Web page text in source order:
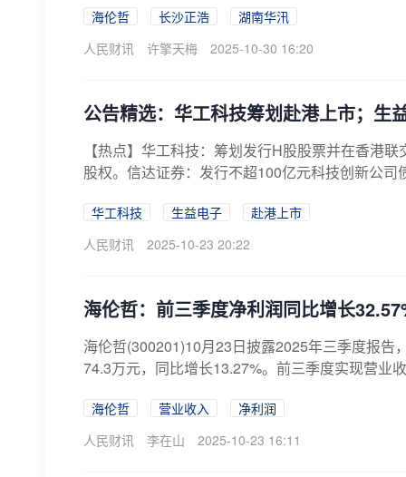
海伦哲 长沙正浩
湖南华汛
人民财讯
许擎天梅 2025-10-30 16:20
公告精选：华工科技筹划赴港上市；生
【热点】华工科技：筹划发行H股股票并在香港
股权。信达证券：发行不超100亿元科技创新公
华工科技 生益电子
赴港上市
人民财讯
2025-10-23 20:22
海伦哲：前三季度净利润同比增长
海伦哲(300201)10月23日披露2025年三季度报
74.3万元，同比增长13.27%。前三季度实现营业
海伦哲 营业收入
净利润
人民财讯
李在山 2025-10-23 16:11